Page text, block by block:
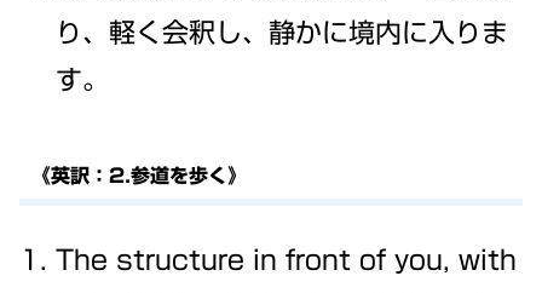
り、軽く会釈し、静かに境内に入りま
す。
《英訳：2.参道を歩く》
The structure in front of you, with